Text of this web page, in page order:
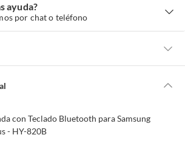
ayuda?
por chat o teléfono
N
e
d
y algunas que no se pueden devolver ni cambiar.
con Teclado Bluetooth para Samsung
- HY-820B